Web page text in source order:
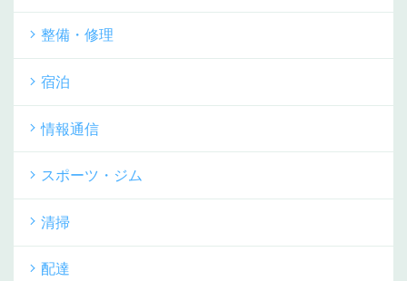
整備・修理
宿泊
情報通信
スポーツ・ジム
清掃
配達